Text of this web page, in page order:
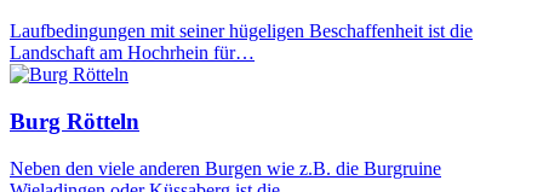
Laufbedingungen mit seiner hügeligen Beschaffenheit ist die
Landschaft am Hochrhein für…
Burg Rötteln
Neben den viele anderen Burgen wie z.B. die Burgruine